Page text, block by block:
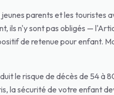
parents et les touristes
ils n'y sont pas obligés —
de retenue pour enfant.
le risque de décès de 54 à
la sécurité de votre enfant